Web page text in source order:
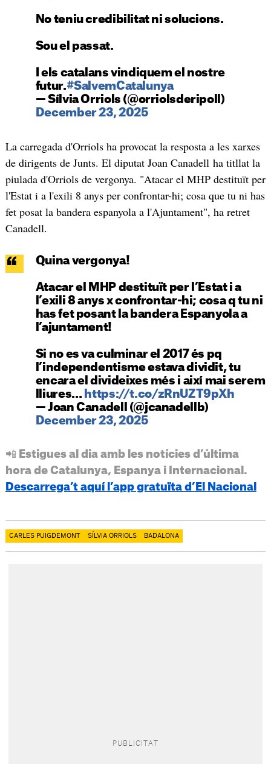
No teniu credibilitat ni solucions.
Sou el passat.
I els catalans vindiquem el nostre
futur.#SalvemCatalunya
— Sílvia Orriols (@orriolsderipoll)
December 23, 2025
La carregada d'Orriols ha provocat la resposta a les xarxes
de dirigents de Junts. El diputat Joan Canadell ha titllat la
piulada d'Orriols de vergonya. "Atacar el MHP destituït per
l'Estat i a l'exili 8 anys per confrontar-hi; cosa que tu ni has
fet posat la bandera espanyola a l'Ajuntament", ha retret
Canadell.
Quina vergonya!
Atacar el MHP destituït per l’Estat i a
l’exili 8 anys x confrontar-hi; cosa q tu ni
has fet posant la bandera Espanyola a
l’ajuntament!
Si no es va culminar el 2017 és pq
l’independentisme estava dividit, tu
encara el divideixes més i així mai serem
lliures… https://t.co/zRnUZT9pXh
— Joan Canadell (@jcanadellb)
December 23, 2025
📲 Estigues al dia amb les notícies d’última
hora de Catalunya, Espanya i Internacional.
Descarrega’t aquí l’app gratuïta d’El Nacional
CARLES PUIGDEMONT SÍLVIA ORRIOLS BADALONA